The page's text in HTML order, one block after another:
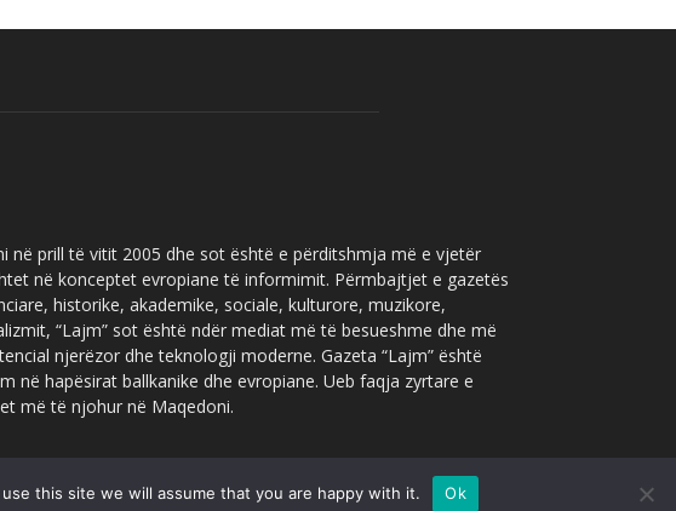
në prill të vitit 2005 dhe sot është e përditshmja më e vjetër
në konceptet evropiane të informimit. Përmbajtjet e gazetës
historike, akademike, sociale, kulturore, muzikore,
“Lajm” sot është ndër mediat më të besueshme dhe më
njerëzor dhe teknologji moderne. Gazeta “Lajm” është
në hapësirat ballkanike dhe evropiane. Ueb faqja zyrtare e
më të njohur në Maqedoni.
this site we will assume that you are happy with it. Ok